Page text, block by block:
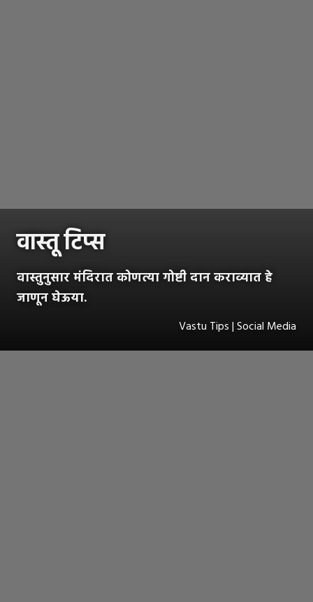
वास्तू टिप्स
वास्तुनुसार मंदिरात कोणत्या गोष्टी दान कराव्यात हे
जाणून घेऊया.
Vastu Tips | Social Media